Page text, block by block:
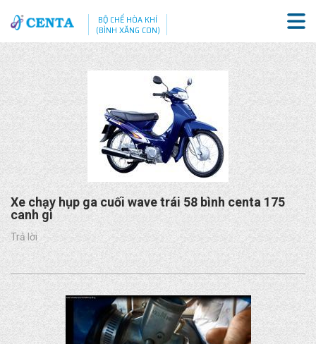
BỘ CHẾ HÒA KHÍ
(BÌNH XĂNG CON)
Xe chạy hụp ga cuối wave trái 58 bình centa 175
canh gì
Trả lời